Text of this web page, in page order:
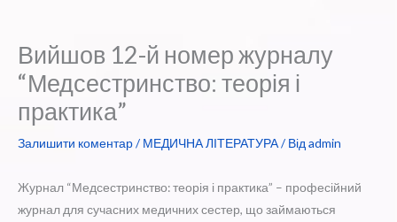
Вийшов 12-й номер журналу
“Медсестринство: теорія і
практика”
Залишити коментар/ МЕДИЧНА ЛІТЕРАТУРА/ Відadmin
Журнал “Медсестринство: теорія і практика” – професійний
журнал для сучасних медичних сестер, що займаються